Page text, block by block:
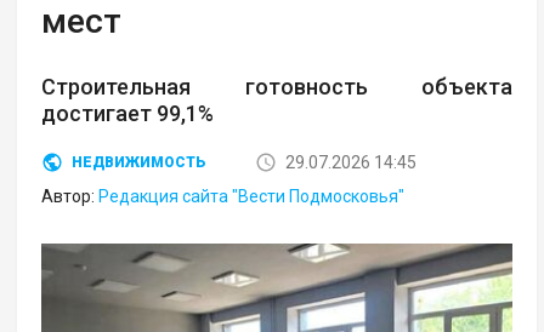
мест
Строительная готовность объекта
достигает 99,1%
НЕДВИЖИМОСТЬ
29.07.2026 14:45
Автор: Редакция сайта "Вести Подмосковья"